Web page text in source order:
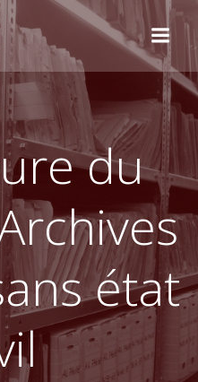
du
état